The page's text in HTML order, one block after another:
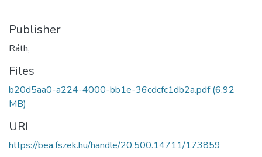
Publisher
Ráth,
Files
b20d5aa0-a224-4000-bb1e-36cdcfc1db2a.pdf(6.92
MB)
URI
https://bea.fszek.hu/handle/20.500.14711/173859